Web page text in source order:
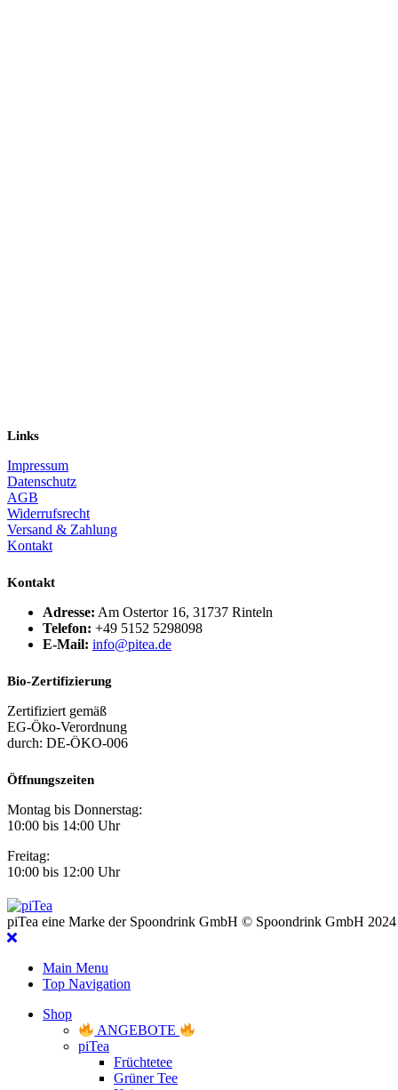
Links
Impressum
Datenschutz
AGB
Widerrufsrecht
Versand & Zahlung
Kontakt
Kontakt
Adresse: Am Ostertor 16, 31737 Rinteln
Telefon: +49 5152 5298098
E-Mail: info@pitea.de
Bio-Zertifizierung
Zertifiziert gemäß
EG-Öko-Verordnung
durch: DE-ÖKO-006
Öffnungszeiten
Montag bis Donnerstag:
10:00 bis 14:00 Uhr
Freitag:
10:00 bis 12:00 Uhr
piTea eine Marke der Spoondrink GmbH © Spoondrink GmbH 2024
Main Menu
Top Navigation
Shop
ANGEBOTE
piTea
Früchtetee
Grüner Tee